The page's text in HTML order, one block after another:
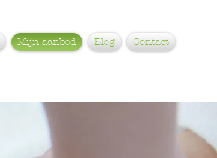
Mijn aanbod Blog Contact